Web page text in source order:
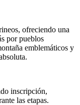
ofreciendo una
por pueblos
emblemáticos y
inscripción,
las etapas.